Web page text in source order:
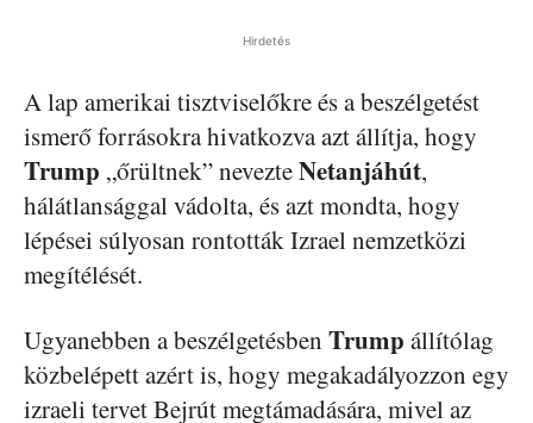
Hirdetés
A lap amerikai tisztviselőkre és a beszélgetést
ismerő forrásokra hivatkozva azt állítja, hogy
Trump „őrültnek” nevezteNetanjáhút,
hálátlansággal vádolta, és azt mondta, hogy
lépései súlyosan rontották Izrael nemzetközi
megítélését.
Ugyanebben a beszélgetésben Trump állítólag
közbelépett azért is, hogy megakadályozzon egy
izraeli tervet Bejrút megtámadására, mivel az